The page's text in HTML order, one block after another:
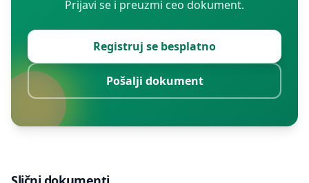
Prijavi se i preuzmi ceo dokument.
Registruj se besplatno
Pošalji dokument